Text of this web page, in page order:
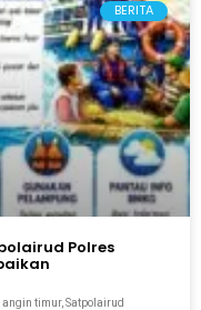
BERITA
Polres
timur, Satpolairud